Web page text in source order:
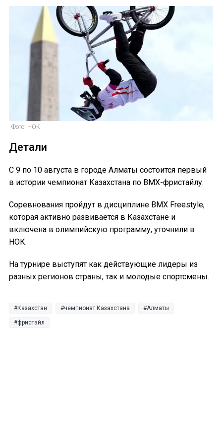
Фото: НОК
Детали
С 9 по 10 августа в городе Алматы состоится первый
в истории чемпионат Казахстана по BMX-фристайлу.
Соревнования пройдут в дисциплине BMX Freestyle,
которая активно развивается в Казахстане и
включена в олимпийскую программу, уточнили в
НОК.
На турнире выступят как действующие лидеры из
разных регионов страны, так и молодые спортсмены.
Казахстан чемпионат Казахстана Алматы
фристайл